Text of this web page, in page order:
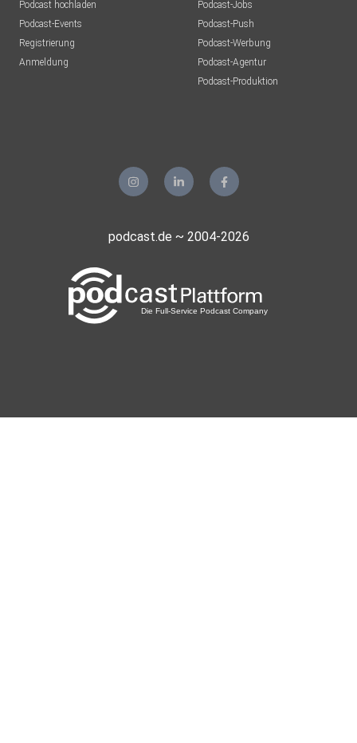
Podcast hochladen
Podcast-Events
Registrierung
Anmeldung
Podcast-Jobs
Podcast-Push
Podcast-Werbung
Podcast-Agentur
Podcast-Produktion
podcast.de ~ 2004-2026